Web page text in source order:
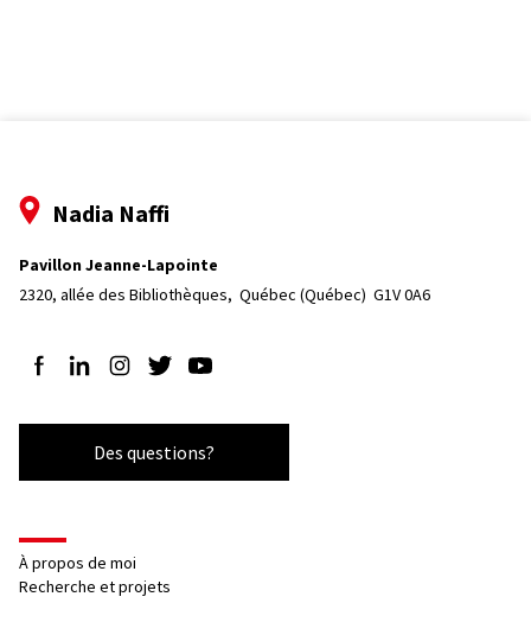
Nadia Naffi
Pavillon Jeanne-Lapointe
2320, allée des Bibliothèques, Québec (Québec)  G1V 0A6
Suivez-nous sur Facebook
Suivez-nous sur LinkedIn
Suivez-nous sur Instagram
Suivez-nous sur Twitter
Suivez-nous sur YouTube
Des questions?
À propos de moi
Recherche et projets